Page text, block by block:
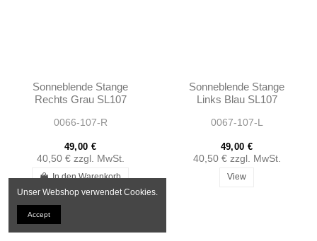
Sonneblende Stange
Rechts Grau SL107
0066-107-R
49,00 €
40,50 € zzgl. MwSt.
In den Warenkorb
Sonneblende Stange
Links Blau SL107
0067-107-L
49,00 €
40,50 € zzgl. MwSt.
View
Unser Webshop verwendet Cookies.
Accept